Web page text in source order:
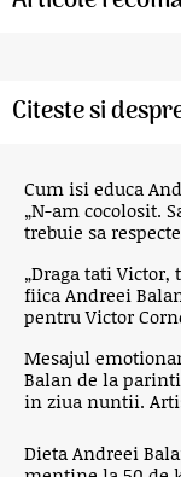
Citeste si
Cum isi educa
„N-am cocolosit.
trebuie sa respecte
„Draga tati Victor,
fiica Andreei
pentru Victor
Mesajul
Balan de la
in ziua nuntii.
Dieta Andreei